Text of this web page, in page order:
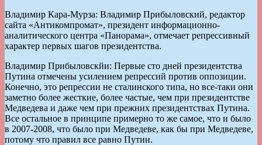
Владимир Кара-Мурза: Владимир Прибыловский, редактор
сайта «Антикомпромат», президент информационно-
аналитического центра «Панорама», отмечает репрессивный
характер первых шагов президентства.
Владимир Прибыловскйи: Первые сто дней президентства
Путина отмечены усилением репрессий против оппозиции.
Конечно, это репрессии не сталинского типа, но все-таки они
заметно более жесткие, более частые, чем при президентстве
Медведева и даже чем при прежних президентствах Путина.
Все остальное в принципе примерно то же самое, что и было
в 2007-2008, что было при Медведеве, как бы при Медведеве,
потому что правил все равно Путин.